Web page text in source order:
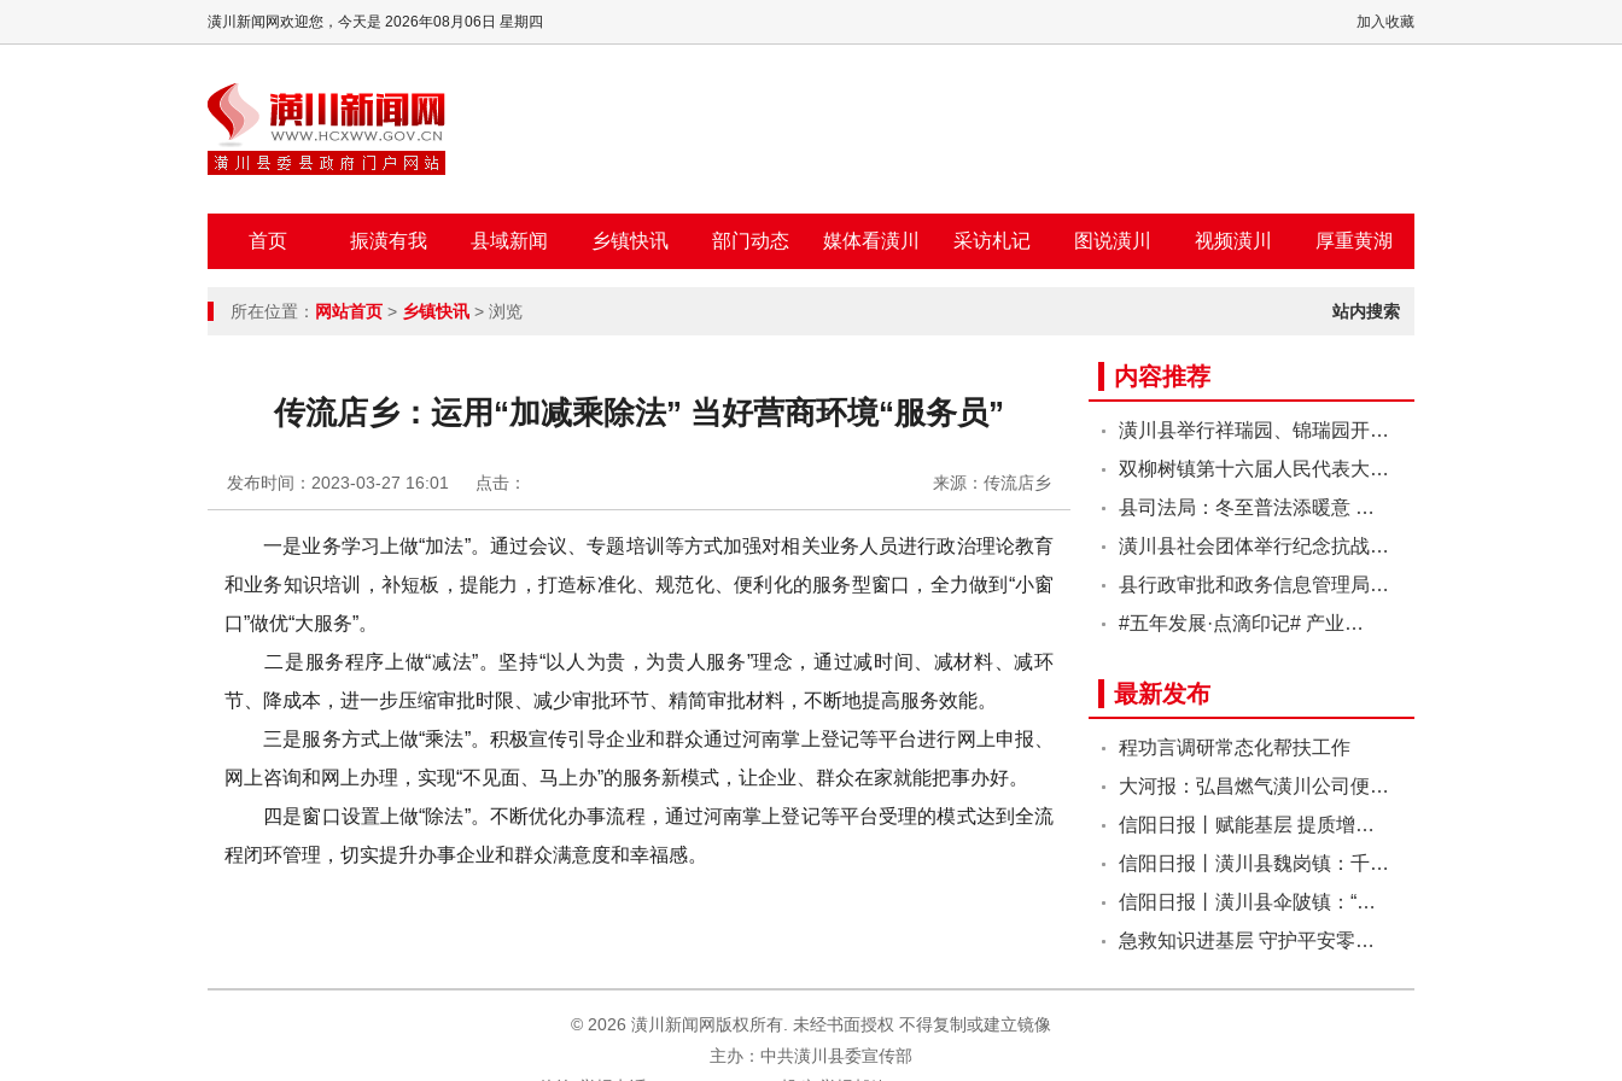
加入收藏
潢川新闻网欢迎您， 今天是 2026年08月06日 星期四
首页 振潢有我 县域新闻 乡镇快讯 部门动态 媒体看潢川 采访札记 图说潢川 视频潢川 厚重黄湖
站内搜索
所在位置： 网站首页 > 乡镇快讯 > 浏览
传流店乡：运用“加减乘除法” 当好营商环境“服务员”
来源：传流店乡
发布时间：2023-03-27 16:01 点击：
一是业务学习上做“加法”。通过会议、专题培训等方式加强对相关业务人员进行政治理论教育
和业务知识培训，补短板，提能力，打造标准化、规范化、便利化的服务型窗口，全力做到“小窗
口”做优“大服务”。
二是服务程序上做“减法”。坚持“以人为贵，为贵人服务”理念，通过减时间、减材料、减环
节、降成本，进一步压缩审批时限、减少审批环节、精简审批材料，不断地提高服务效能。
三是服务方式上做“乘法”。积极宣传引导企业和群众通过河南掌上登记等平台进行网上申报、
网上咨询和网上办理，实现“不见面、马上办”的服务新模式，让企业、群众在家就能把事办好。
四是窗口设置上做“除法”。不断优化办事流程，通过河南掌上登记等平台受理的模式达到全流
程闭环管理，切实提升办事企业和群众满意度和幸福感。
内容推荐
潢川县举行祥瑞园、锦瑞园开…
双柳树镇第十六届人民代表大…
县司法局：冬至普法添暖意 …
潢川县社会团体举行纪念抗战…
县行政审批和政务信息管理局…
#五年发展·点滴印记# 产业…
最新发布
程功言调研常态化帮扶工作
大河报：弘昌燃气潢川公司便…
信阳日报丨赋能基层 提质增…
信阳日报丨潢川县魏岗镇：千…
信阳日报丨潢川县伞陂镇：“…
急救知识进基层 守护平安零…
© 2026 潢川新闻网版权所有. 未经书面授权 不得复制或建立镜像
主办：中共潢川县委宣传部